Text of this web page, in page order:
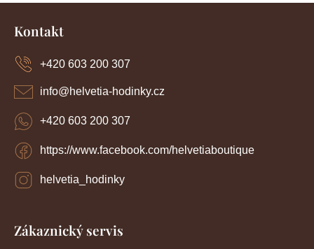
Kontakt
info@helvetia-hodinky.cz
+420 603 200 307
https://www.facebook.com/helvetiaboutique
helvetia_hodinky
+420 603 200 307
Zákaznický servis